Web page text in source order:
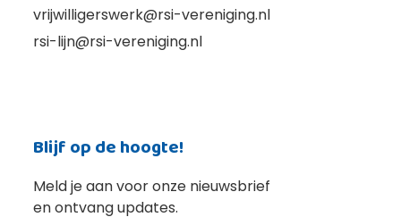
vrijwilligerswerk@rsi-vereniging.nl
rsi-lijn@rsi-vereniging.nl
Blijf op de hoogte!
Meld je aan voor onze nieuwsbrief
en ontvang updates.